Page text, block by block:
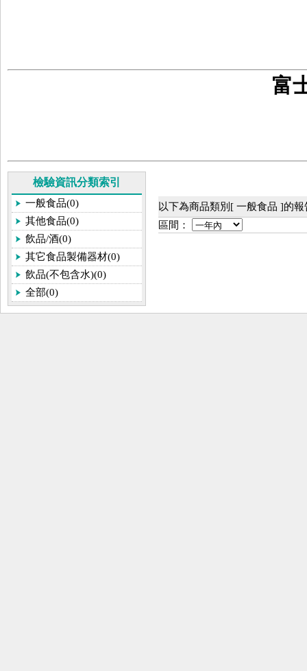
富
檢驗資訊分類索引
一般食品(0)
其他食品(0)
飲品/酒(0)
其它食品製備器材(0)
飲品(不包含水)(0)
全部(0)
以下為商品類別[ 一般食品 ]的
區間：